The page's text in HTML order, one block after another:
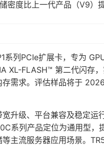
密度比上一代产品（V9）
系列PCIe扩展卡，专为
XL-FLASH™ 第二代闪存
存需求。评估样品将于
升级、平台兼容及稳定
系列产品定位为通用型
主流服务器应用场景。